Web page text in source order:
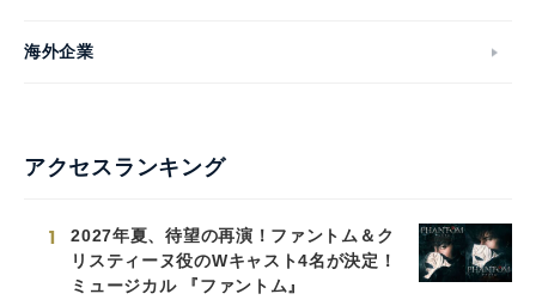
海外企業
アクセスランキング
1
2027年夏、待望の再演！ファントム＆ク
リスティーヌ役のWキャスト4名が決定！
ミュージカル 『ファントム』